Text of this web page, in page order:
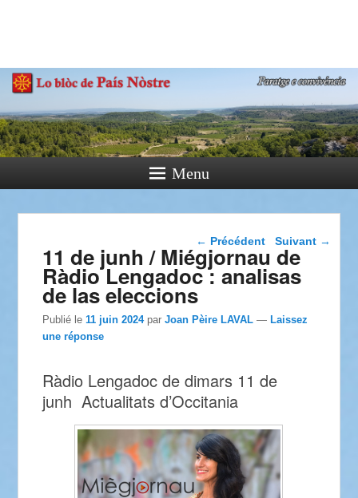
Paratge e Convivència
Menu
Navigation dans les
articles
← Précédent Suivant →
11 de junh / Miégjornau de
Ràdio Lengadoc : analisas
de las eleccions
Publié le11 juin 2024 parJoan Pèire LAVAL —Laissez
une réponse
Ràdio Lengadoc de dimars 11 de
junh Actualitats d’Occitania